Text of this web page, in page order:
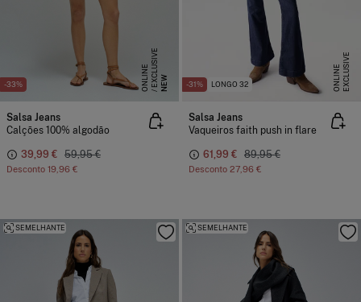
-33% NEW
E
X
C
L
US
I
V
E
O
N
L
I
N
E
Salsa Jeans
Calções 100% algodão
39,99 € 59,95 €
Desconto 19,96 €
-31% LONGO 32 E
X
C
L
U
SI
V
E
O
N
L
I
N
E
Salsa Jeans
Vaqueiros faith push in flare
61,99 € 89,95 €
Desconto 27,96 €
SEMELHANTE SEMELHANTE